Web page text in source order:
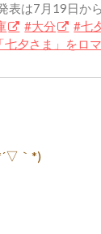
表は7月19日か
#大分 #七
夕さま」をロ
｀*)